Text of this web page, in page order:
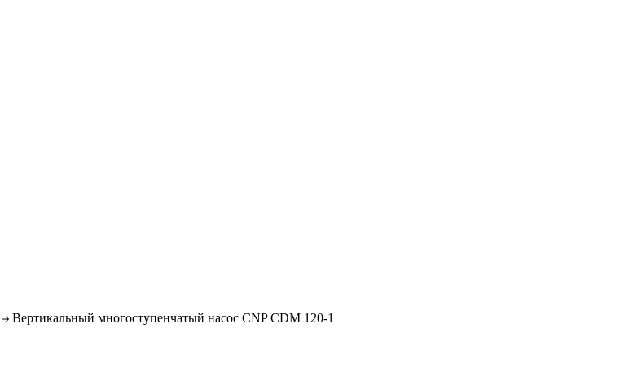
Вертикальный многоступенчатый насос CNP CDM 120-1